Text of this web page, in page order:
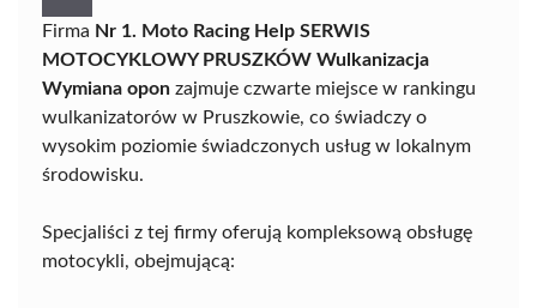
Firma Nr 1. Moto Racing Help SERWIS
MOTOCYKLOWY PRUSZKÓW Wulkanizacja
Wymiana opon zajmuje czwarte miejsce w rankingu
wulkanizatorów w Pruszkowie, co świadczy o
wysokim poziomie świadczonych usług w lokalnym
środowisku.
Specjaliści z tej firmy oferują kompleksową obsługę
motocykli, obejmującą: